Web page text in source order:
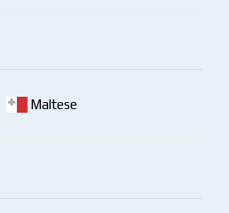
Maltese